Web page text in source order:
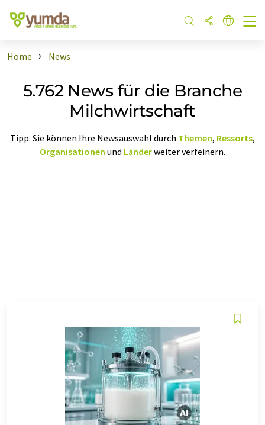
Home News
5.762 News für die Branche
Milchwirtschaft
Tipp: Sie können Ihre Newsauswahl durch Themen, Ressorts,
Organisationen und Länderweiter verfeinern.